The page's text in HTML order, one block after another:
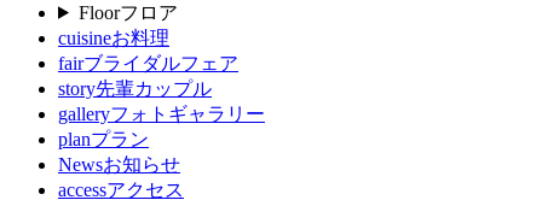
Floorフロア
cuisineお料理
fairブライダルフェア
story先輩カップル
galleryフォトギャラリー
planプラン
Newsお知らせ
accessアクセス